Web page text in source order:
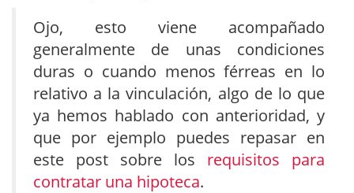
Ojo, esto viene acompañado
generalmente de unas condiciones
duras o cuando menos férreas en lo
relativo a la vinculación, algo de lo que
ya hemos hablado con anterioridad, y
que por ejemplo puedes repasar en
este post sobre los requisitos para
contratar una hipoteca.